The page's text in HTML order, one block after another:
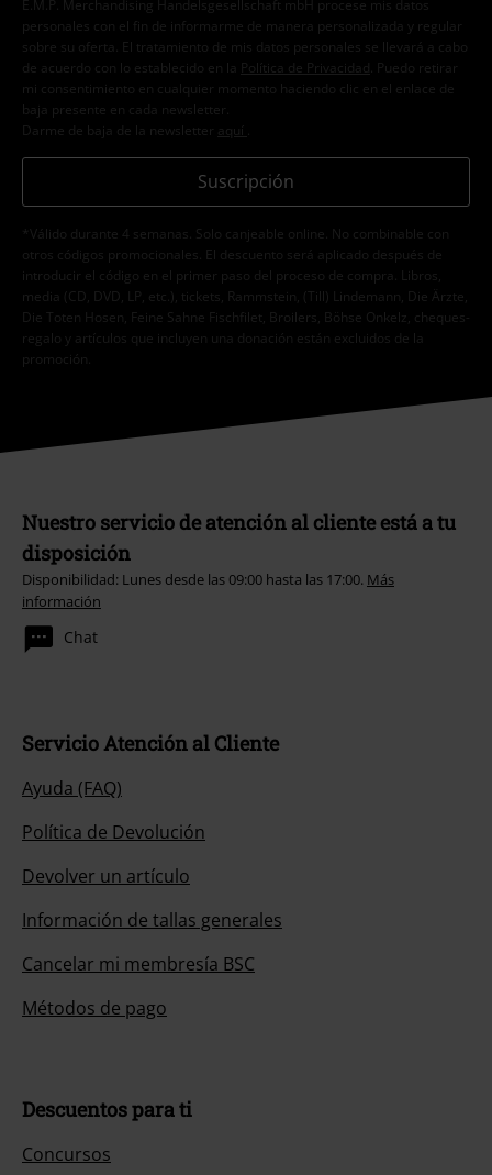
E.M.P. Merchandising Handelsgesellschaft mbH procese mis datos
personales con el fin de informarme de manera personalizada y regular
sobre su oferta. El tratamiento de mis datos personales se llevará a cabo
de acuerdo con lo establecido en la
Política de Privacidad . Puedo retirar
mi consentimiento en cualquier momento haciendo clic en el enlace de
baja presente en cada newsletter.
Darme de baja de la newsletter
aquí
Suscripción
*Válido durante 4 semanas. Solo canjeable online. No combinable con
otros códigos promocionales. El descuento será aplicado después de
introducir el código en el primer paso del proceso de compra. Libros,
media (CD, DVD, LP, etc.), tickets, Rammstein, (Till) Lindemann, Die Ärzte,
Die Toten Hosen, Feine Sahne Fischfilet, Broilers, Böhse Onkelz, cheques-
regalo y artículos que incluyen una donación están excluidos de la
promoción.
Nuestro servicio de atención al cliente está a tu
disposición
Disponibilidad: Lunes desde las 09:00 hasta las 17:00. Más
información
Chat
Servicio Atención al Cliente
Ayuda (FAQ)
Política de Devolución
Devolver un artículo
Información de tallas generales
Cancelar mi membresía BSC
Métodos de pago
Descuentos para ti
Concursos